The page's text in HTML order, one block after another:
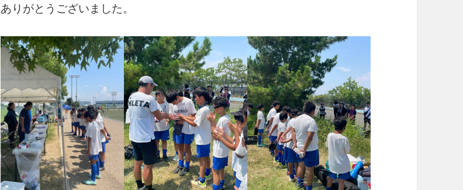
ありがとうございました。